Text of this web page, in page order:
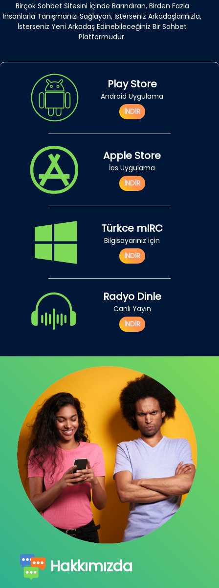
Birçok Sohbet Sitesini İçinde Barındıran, Birden Fazla
İnsanlarla Tanışmanızı Sağlayan, İsterseniz Arkadaşlarınızla,
İsterseniz Yeni Arkadaş Edinebileceğiniz Bir Sohbet
Platformudur.
Play Store
Android Uygulama
İNDİR
Apple Store
İos Uygulama
İNDİR
Türkce mIRC
Bilgisayarınız için
İNDİR
Radyo Dinle
Canlı Yayın
İNDİR
Hakkımızda